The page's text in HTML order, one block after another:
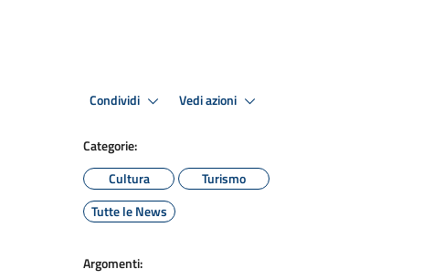
Condividi Vedi azioni
Categorie:
Cultura
Turismo
Tutte le News
Argomenti: